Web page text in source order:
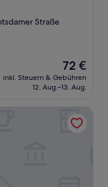
Straße
Der
Preis
beträgt
72 €
inkl. Steuern & Gebühren
12. Aug.–13. Aug.